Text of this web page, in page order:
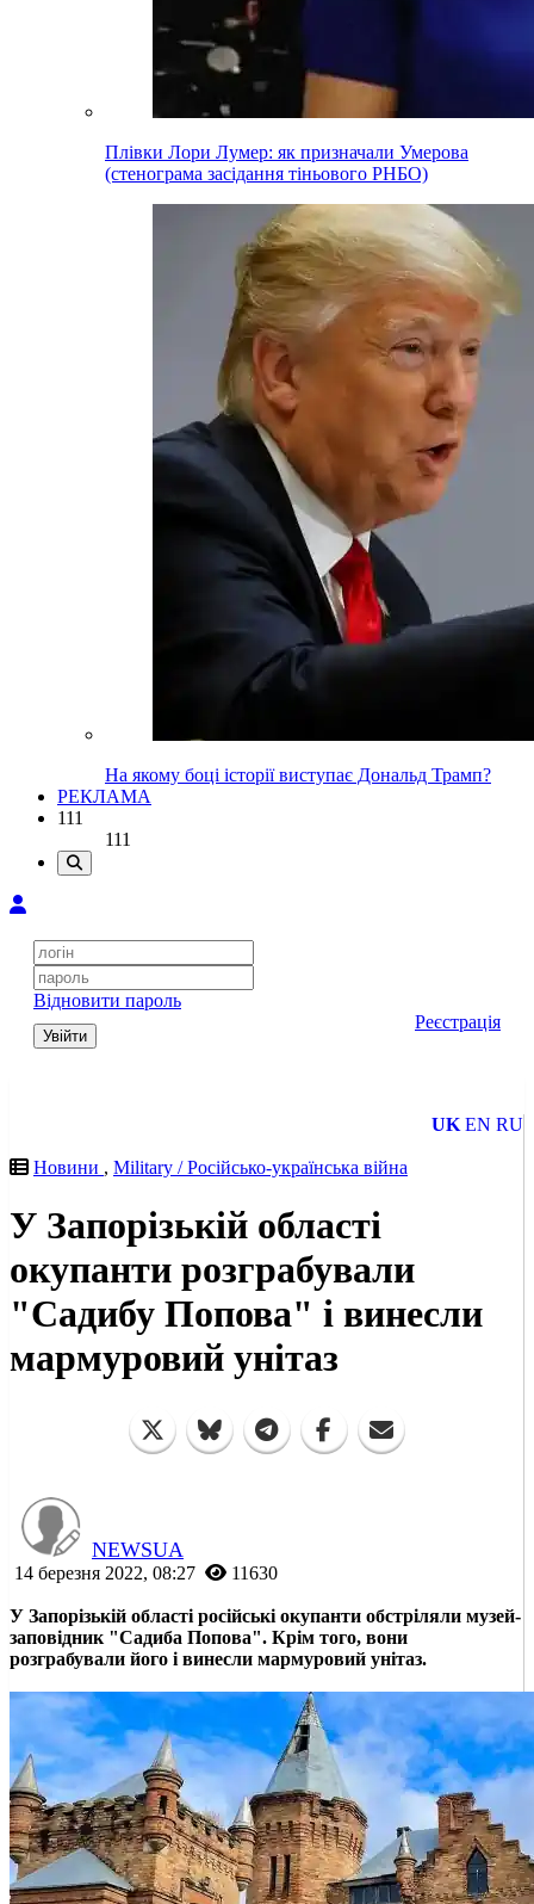
Плівки Лори Лумер: як призначали Умерова
(стенограма засідання тіньового РНБО)
На якому боці історії виступає Дональд Трамп?
РЕКЛАМА
111
111
Відновити пароль
Увійти
Реєстрація
UK EN RU
Новини , Military / Російсько-українська війна
У Запорізькій області
окупанти розграбували
"Садибу Попова" і винесли
мармуровий унітаз
NEWSUA
14 березня 2022, 08:27 11630
У Запорізькій області російські окупанти обстріляли музей-
заповідник "Садиба Попова". Крім того, вони
розграбували його і винесли мармуровий унітаз.